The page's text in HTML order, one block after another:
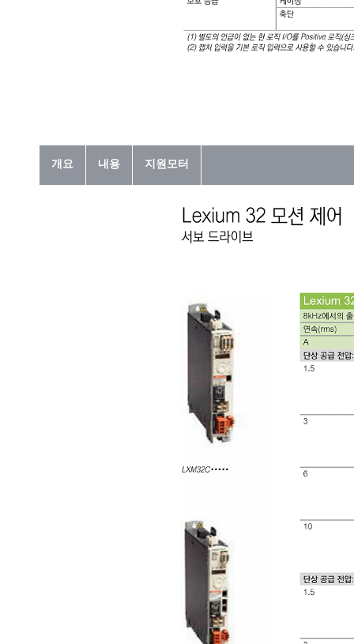
개요 내용 지원모터